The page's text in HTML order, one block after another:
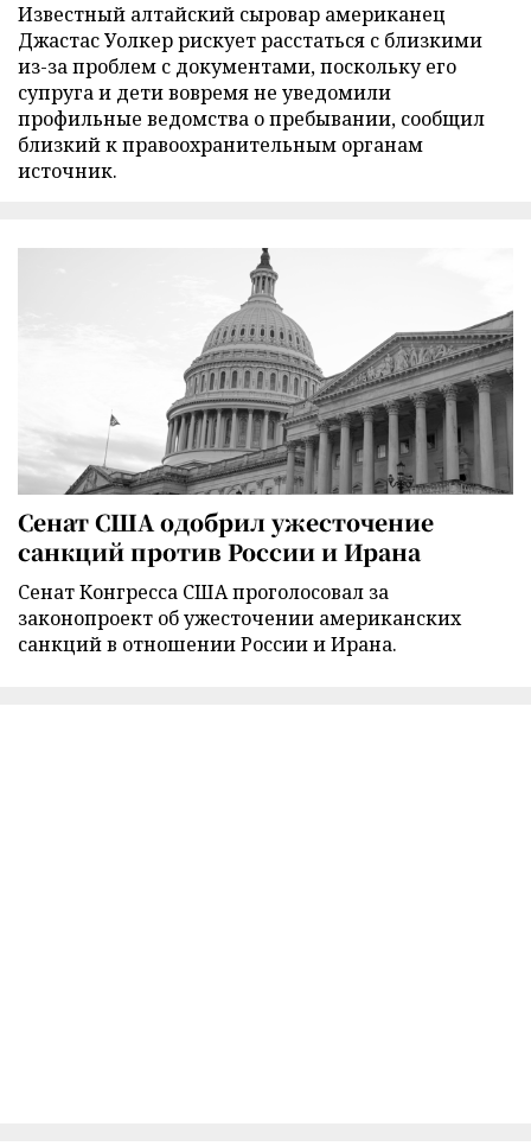
Известный алтайский сыровар американец
Джастас Уолкер рискует расстаться с близкими
из-за проблем с документами, поскольку его
супруга и дети вовремя не уведомили
профильные ведомства о пребывании, сообщил
близкий к правоохранительным органам
источник.
Сенат США одобрил ужесточение
санкций против России и Ирана
Сенат Конгресса США проголосовал за
законопроект об ужесточении американских
санкций в отношении России и Ирана.